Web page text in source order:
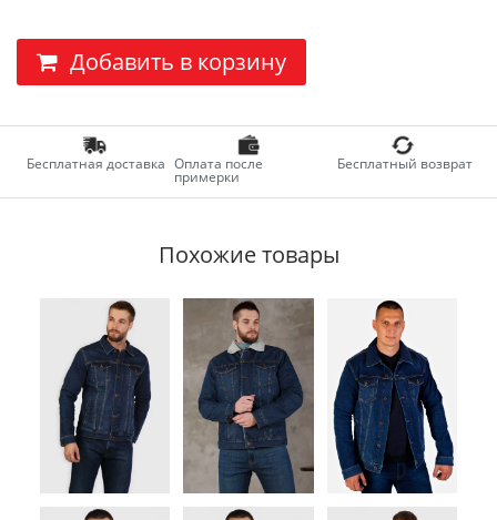
Добавить в корзину
Бесплатная доставка Оплата после
примерки
Бесплатный возврат
Похожие товары